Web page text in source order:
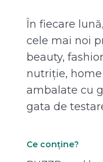
În fiecare
cele mai noi
beauty,
nutriție,
ambalate cu
gata de
Ce conține?